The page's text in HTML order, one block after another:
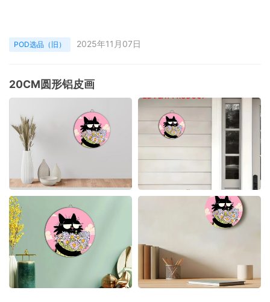
POD选品（旧） 2025年11月07日
20CM圆形铝皮画